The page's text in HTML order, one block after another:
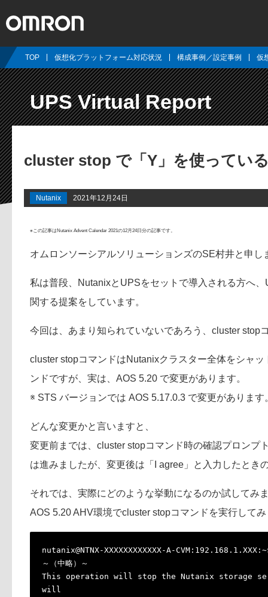
TOP 仮想化プラットフォーム対応状況 構成事例／設定事例 仮
UPS Virtual Report
cluster stop で「Y」を使ってい
Nutanix 2021年12月24日
※この記事はNutanix Advent Calendar 2021の12月24日分の記事です。
オムロンソーシアルソリューションズのSE村井と申し
私は普段、NutanixとUPSをセットで導入される方へ
関する提案をしています。
今回は、あまり知られていないであろう、cluster stop
cluster stopコマンドはNutanixクラスター全体をシャ
ンドですが、実は、AOS 5.20 で変更があります。
※ STS バージョンでは AOS 5.17.0.3 で変更があります
どんな変更かと言いますと、
変更前までは、cluster stopコマンド時の確認プロンプ
は進みましたが、変更後は「I agree」と入力したとき
それでは、実際にどのような挙動になるのか試してみ
AOS 5.20 AHV環境でcluster stopコマンドを実行して
nutanix@NTNX-XXXXXXXXXXXX-A-
～（中略）～
This operation will stop the Nutanix storage
will